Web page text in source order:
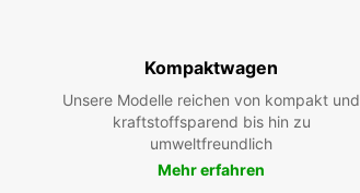
Kompaktwagen
Unsere Modelle reichen von kompakt und
kraftstoffsparend bis hin zu
umweltfreundlich
Mehr erfahren